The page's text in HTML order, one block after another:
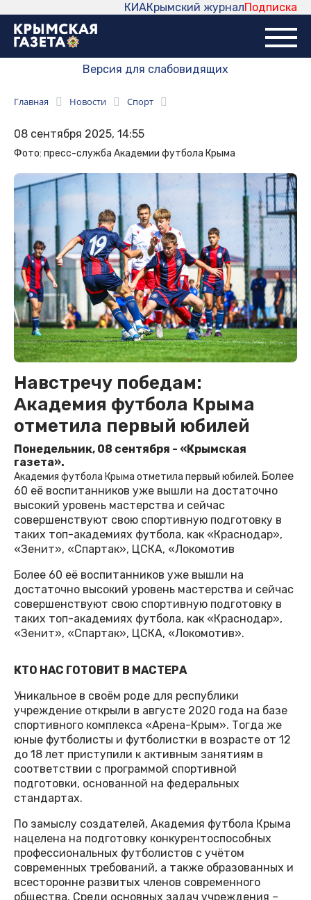
Подписка
Крымский журнал
КИА
Версия для слабовидящих
Главная Новости Спорт
08 сентября 2025, 14:55
Фото: пресс-служба Академии футбола Крыма
Навстречу победам:
Академия футбола Крыма
отметила первый юбилей
Понедельник, 08 сентября - «Крымская
газета».
Академия футбола Крыма отметила первый юбилей. Более
60 её воспитанников уже вышли на достаточно
высокий уровень мастерства и сейчас
совершенствуют свою спортивную подготовку в
таких топ-академиях футбола, как «Краснодар»,
«Зенит», «Спартак», ЦСКА, «Локомотив
Более 60 её воспитанников уже вышли на
достаточно высокий уровень мастерства и сейчас
совершенствуют свою спортивную подготовку в
таких топ-академиях футбола, как «Краснодар»,
«Зенит», «Спартак», ЦСКА, «Локомотив».
КТО НАС ГОТОВИТ В МАСТЕРА
Уникальное в своём роде для республики
учреждение открыли в августе 2020 года на базе
спортивного комплекса «Арена-Крым». Тогда же
юные футболисты и футболистки в возрасте от 12
до 18 лет приступили к активным занятиям в
соответствии с программой спортивной
подготовки, основанной на федеральных
стандартах.
По замыслу создателей, Академия футбола Крыма
нацелена на подготовку конкурентоспособных
профессиональных футболистов с учётом
современных требований, а также образованных и
всесторонне развитых членов современного
общества. Среди основных задач учреждения –